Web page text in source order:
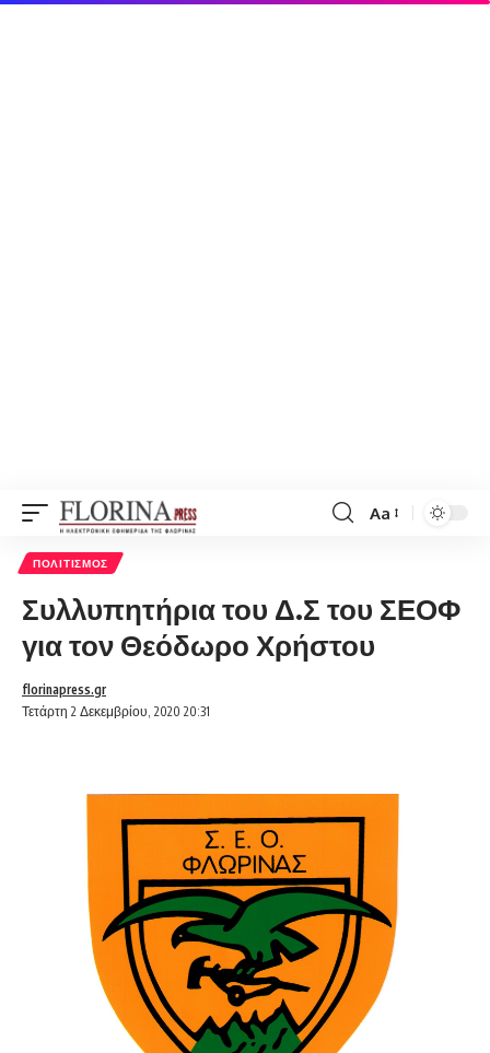
Font
Aa
ΠΟΛΙΤΙΣΜΌΣ
Συλλυπητήρια του Δ.Σ του ΣΕΟΦ
για τον Θεόδωρο Χρήστου
Τετάρτη 2 Δεκεμβρίου, 2020 20:31
florinapress.gr